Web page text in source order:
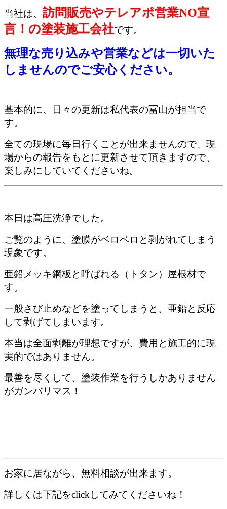
当社は、 訪問販売やテレアポ営業NO宣
言！の塗装施工会社です。
無理な売り込みや営業などは一切いた
しませんのでご安心ください。
基本的に、日々の更新は私代表の冨山が担当で
す。
全ての現場に毎日行くことが出来ませんので、現
場からの報告をもとに更新させて頂きますので、
楽しみにしていてくださいね。
本日は高圧洗浄でした。
ご覧のように、塗膜がベロベロと剥がれてしまう
現象です。
亜鉛メッキ鋼板と呼ばれる（トタン）屋根材で
す。
一般さび止めなどを塗ってしまうと、亜鉛と反応
して剥げてしまいます。
本当は全面剥離が理想ですが、費用と施工的に現
実的ではありません。
最善を尽くして、塗装作業を行うしかありません
がガンバリマス！
お家に居ながら、無料相談が出来ます。
詳しくは下記をclickしてみてくださいね！